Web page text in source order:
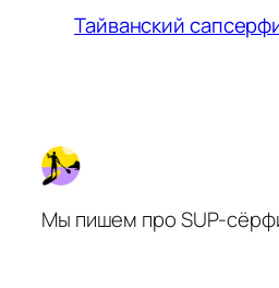
Тайванский
Мы пишем про SUP-